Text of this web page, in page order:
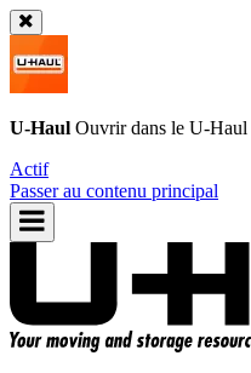
U-Haul Ouvrir dans le U-Haul
Actif
Passer au contenu principal